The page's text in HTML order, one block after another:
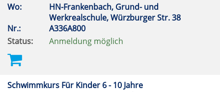
Wo:
HN-Frankenbach, Grund- und
Werkrealschule, Würzburger Str. 38
Nr.:
A336A800
Status:
Anmeldung möglich
Schwimmkurs Für Kinder 6 - 10 Jahre